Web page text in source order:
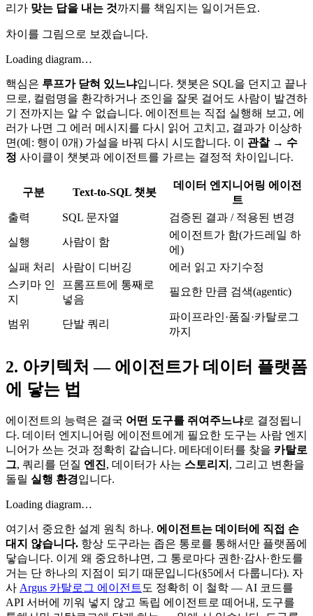
리가 맞는 답을 내는 것까지를 책임지는 일이거든요.
차이를 그림으로 보겠습니다.
Loading diagram…
핵심은 루프가 닫혀 있느냐입니다. 챗봇은 SQL을 던지고 끝나
므로, 컬럼명을 환각하거나 조인을 잘못 걸어도 사람이 발견하
기 전까지는 알 수 없습니다. 에이전트는 직접 실행해 보고, 에
러가 나면 그 에러 메시지를 다시 읽어 고치고, 결과가 이상하
면(예: 행이 0개) 가설을 바꿔 다시 시도합니다. 이 관찰 → 수
정 사이클이 챗봇과 에이전트를 가르는 결정적 차이입니다.
구분 Text-to-SQL 챗봇
데이터 엔지니어링 에이전
트
출력
SQL 문자열 검증된 결과 / 적용된 변경
실행 사람이 함
에이전트가 함(가드레일 하
에)
실패 처리
사람이 디버깅
에러 읽고 자기수정
스키마 인
지
프롬프트에 통째로
넣음
필요한 만큼 검색(agentic)
범위 단발 쿼리
파이프라인·품질·카탈로그
까지
2. 아키텍처 — 에이전트가 데이터 플랫폼
에 닿는 법
에이전트의 능력은 결국 어떤 도구를 쥐여주느냐로 결정됩니
다. 데이터 엔지니어링 에이전트에게 필요한 도구는 사람 엔지
니어가 쓰는 것과 정확히 같습니다. 메타데이터를 찾을 카탈로
그, 쿼리를 던질 엔진, 데이터가 사는 스토리지 , 그리고 변환을
돌릴 실행 환경입니다.
Loading diagram…
여기서 중요한 설계 원칙 하나. 에이전트는 데이터에 직접 손
대지 않습니다. 항상 도구라는 좁은 통로를 통해서만 플랫폼에
닿습니다. 이게 왜 중요하냐면, 그 통로마다 권한·감사·한도를
거는 단 하나의 지점이 되기 때문입니다(§5에서 다룹니다). 자
사 Argus 카탈로그 에이전트도 정확히 이 철학 — AI 코드를
API 서버에 끼워 넣지 않고 독립 에이전트로 떼어내, 도구를